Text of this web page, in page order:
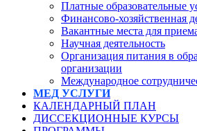
Платные образовательные
Финансово-хозяйственная
Вакантные места для
Научная деятельность
Организация питания в
организации
Международное
МЕД УСЛУГИ
КАЛЕНДАРНЫЙ ПЛАН
ДИССЕКЦИОННЫЕ КУРСЫ